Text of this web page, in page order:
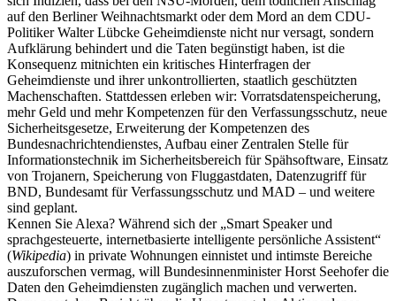
auf den Berliner Weihnachtsmarkt oder dem Mord an dem CDU-
Politiker Walter Lübcke Geheimdienste nicht nur versagt, sondern
Aufklärung behindert und die Taten begünstigt haben, ist die
Konsequenz mitnichten ein kritisches Hinterfragen der
Geheimdienste und ihrer unkontrollierten, staatlich geschützten
Machenschaften. Stattdessen erleben wir: Vorratsdatenspeicherung,
mehr Geld und mehr Kompetenzen für den Verfassungsschutz, neue
Sicherheitsgesetze, Erweiterung der Kompetenzen des
Bundesnachrichtendienstes, Aufbau einer Zentralen Stelle für
Informationstechnik im Sicherheitsbereich für Spähsoftware, Einsatz
von Trojanern, Speicherung von Fluggastdaten, Datenzugriff für
BND, Bundesamt für Verfassungsschutz und MAD – und weitere
sind geplant.
Kennen Sie Alexa? Während sich der „Smart Speaker und
sprachgesteuerte, internetbasierte intelligente persönliche Assistent“
(Wikipedia) in private Wohnungen einnistet und intimste Bereiche
auszuforschen vermag, will Bundesinnenminister Horst Seehofer die
Daten den Geheimdiensten zugänglich machen und verwerten.